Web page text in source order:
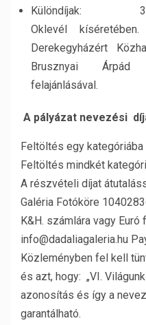
Különdíjak: 3
Oklevél
Derekegyházért
Brusznyai Árpád
felajánlásával.
A pályázat nevezési
Feltöltés egy
Feltöltés mindkét
A részvételi díjat
Galéria Fotóköre
K&H. számlára vagy
info@dadaliagaleria.hu
Közleményben fel kell
és azt, hogy: „VI.
azonosítás és így a
garantálható.